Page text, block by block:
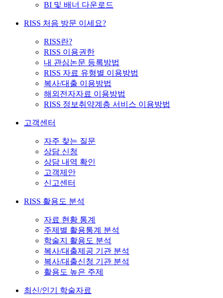
BI 및 배너 다운로드
RISS 처음 방문 이세요?
RISS란?
RISS 이용권한
내 관심논문 등록방법
RISS 자료 유형별 이용방법
복사/대출 이용방법
해외전자자료 이용방법
RISS 정보취약계층 서비스 이용방법
고객센터
자주 찾는 질문
상담 신청
상담 내역 확인
고객제안
신고센터
RISS 활용도 분석
자료 현황 통계
주제별 활용통계 분석
학술지 활용도 분석
복사/대출제공 기관 분석
복사/대출신청 기관 분석
활용도 높은 주제
최신/인기 학술자료